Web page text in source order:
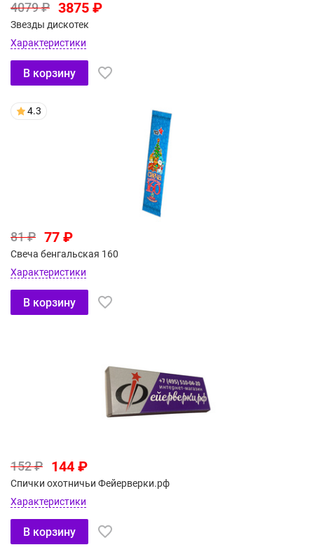
4079 ₽ 3875 ₽
Звезды дискотек
Характеристики
В корзину
4.3
81 ₽ 77 ₽
Свеча бенгальская 160
Характеристики
В корзину
152 ₽ 144 ₽
Спички охотничьи Фейерверки.рф
Характеристики
В корзину